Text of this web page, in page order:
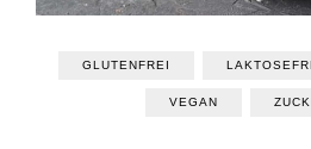
GLUTENFREI
VEGAN